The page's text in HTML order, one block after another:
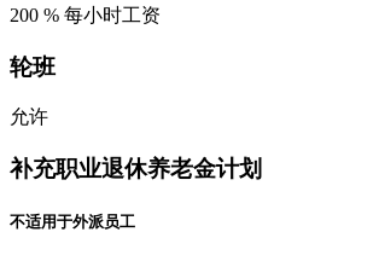
200 % 每小时工资
轮班
允许
补充职业退休养老金计划
不适用于外派员工